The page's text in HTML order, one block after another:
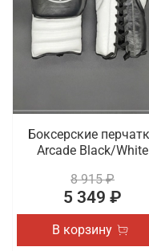
Боксерские
Arcade Black/White
8 915 ₽
5 349 ₽
В корзину